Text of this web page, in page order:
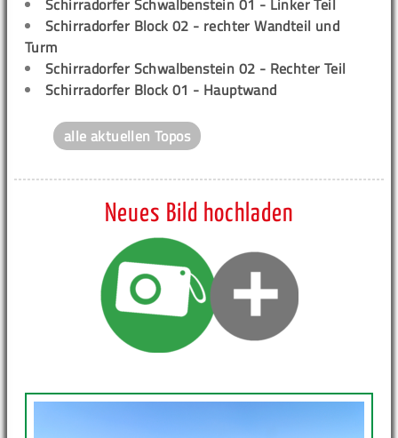
Schirradorfer Schwalbenstein 01 - Linker Teil
Schirradorfer Block 02 - rechter Wandteil und
Turm
Schirradorfer Schwalbenstein 02 - Rechter Teil
Schirradorfer Block 01 - Hauptwand
alle aktuellen Topos
Neues Bild hochladen